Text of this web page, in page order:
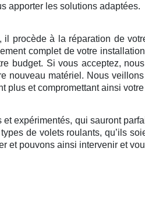
apporter les solutions adaptées.
procède à la réparation de
complet de votre
budget. Si vous acceptez,
nouveau matériel. Nous
plus et compromettant ainsi
expérimentés, qui sauront
de volets roulants, qu’ils
et pouvons ainsi intervenir et